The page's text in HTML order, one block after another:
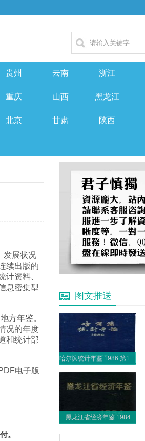
贵州 云南 浙江
重庆 山西 黑龙江
北京 甘肃 陕西
发展状况
续出版的
计资料、
息密集型
方年鉴。
况的年度
和统计部
电子版
。
图文推送
哈尔滨统计年鉴 1986 第1部分 1985年各项事业发展概况
黑龙江省经济年鉴 1984